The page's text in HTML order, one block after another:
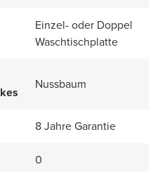
Einzel- oder Doppel
Waschtischplatte
Nussbaum
8 Jahre Garantie
0